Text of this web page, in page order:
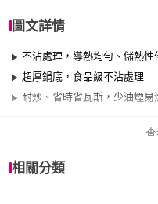
圖文詳情
不沾處理，導熱均勻、儲熱性
超厚鍋底，食品級不沾處理
耐炒、省時省瓦斯，少油煙易
相關分類